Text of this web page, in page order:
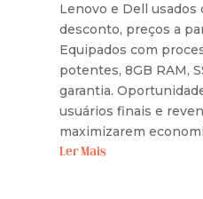
Lenovo e Dell usados
desconto, preços a
Equipados com
potentes, 8GB RAM,
garantia.
usuários finais e
maximizarem
Ler Mais